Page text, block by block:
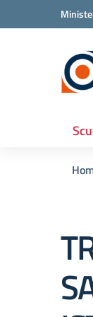
Vai ai contenuti
Vai al menu di